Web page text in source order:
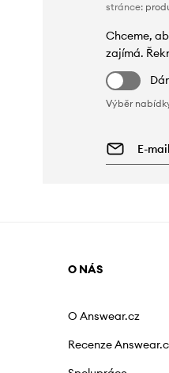
stránce:
Chceme,
zajímá.
Výběr
O NÁS
O Answear.cz
Recenze